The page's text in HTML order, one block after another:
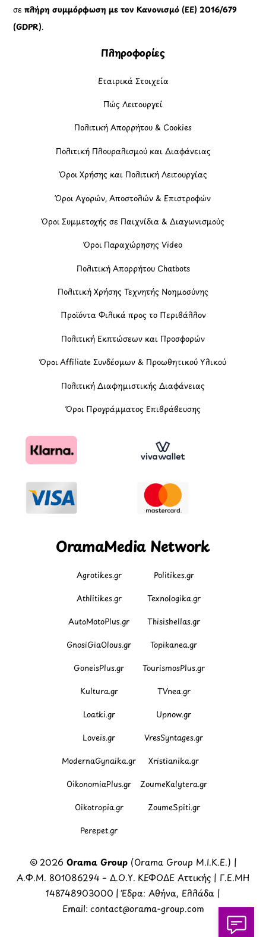
σεπλήρη συμμόρφωση με τον Κανονισμό (ΕΕ) 2016/679
(GDPR).
Πληροφορίες
Εταιρικά Στοιχεία
Πώς Λειτουργεί
Πολιτική Απορρήτου & Cookies
Πολιτική Πλουραλισμού και Διαφάνειας
Όροι Χρήσης και Πολιτική Λειτουργίας
Όροι Αγορών, Αποστολών & Επιστροφών
Όροι Συμμετοχής σε Παιχνίδια & Διαγωνισμούς
Όροι Παραχώρησης Video
Πολιτική Απορρήτου Chatbots
Πολιτική Χρήσης Τεχνητής Νοημοσύνης
Προϊόντα Φιλικά προς το Περιβάλλον
Πολιτική Εκπτώσεων και Προσφορών
Όροι Affiliate Συνδέσμων & Προωθητικού Υλικού
Πολιτική Διαφημιστικής Διαφάνειας
Όροι Προγράμματος Επιβράβευσης
OramaMedia Network
Agrotikes.gr Politikes.gr
Athlitikes.gr Texnologika.gr
AutoMotoPlus.gr Thisishellas.gr
GnosiGiaOlous.gr Topikanea.gr
GoneisPlus.gr TourismosPlus.gr
Kultura.gr TVnea.gr
Loatki.gr Upnow.gr
Loveis.gr VresSyntages.gr
ModernaGynaika.gr Xristianika.gr
OikonomiaPlus.gr ZoumeKalytera.gr
Oikotropia.gr ZoumeSpiti.gr
Perepet.gr
© 2026 Orama Group(Orama Group Μ.Ι.Κ.Ε.) |
Α.Φ.Μ. 801086294 – Δ.Ο.Υ. ΚΕΦΟΔΕ Αττικής | Γ.Ε.ΜΗ
148748903000 | Έδρα: Αθήνα, Ελλάδα |
Email: contact@orama-group.com